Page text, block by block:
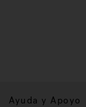
Ayuda y Apoyo